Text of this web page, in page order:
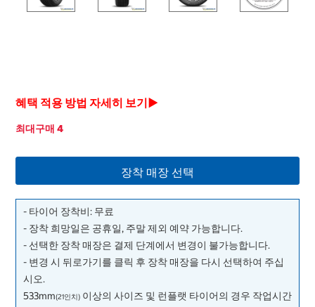
혜택 적용 방법 자세히 보기▶
최대구매 4
장착 매장 선택
- 타이어 장착비: 무료
- 장착 희망일은 공휴일, 주말 제외 예약 가능합니다.
- 선택한 장착 매장은 결제 단계에서 변경이 불가능합니다.
- 변경 시 뒤로가기를 클릭 후 장착 매장을 다시 선택하여 주십
시오.
533mm(21인치) 이상의 사이즈 및 런플랫 타이어의 경우 작업시간